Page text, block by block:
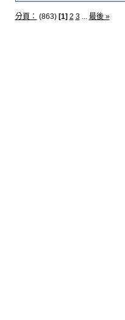
分頁： (863) [1] 2 3... 最後 »